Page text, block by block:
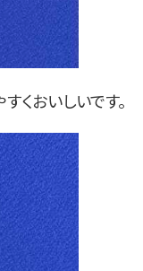
くおいしいです。